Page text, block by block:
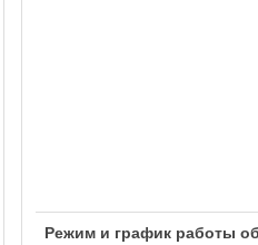
Режим и график работы